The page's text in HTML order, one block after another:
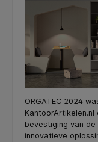
ORGATEC 2024
bevestiging van de
innovatieve